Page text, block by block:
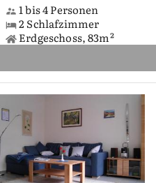
1 bis 4 Personen
2 Schlafzimmer
Erdgeschoss, 83m²